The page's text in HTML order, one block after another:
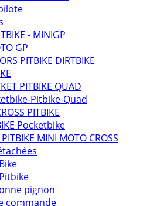
- MINIGP
GP
PITBIKE DIRTBIKE
PITBIKE QUAD
Pitbike-Quad
PITBIKE
Pocketbike
MINI MOTO CROSS
pignon
commande